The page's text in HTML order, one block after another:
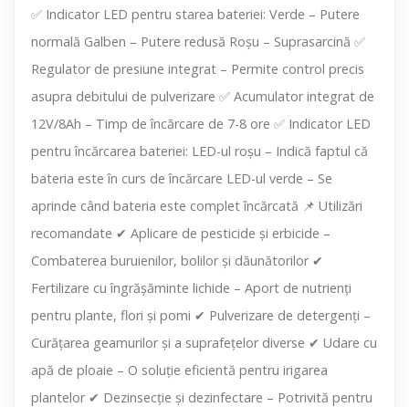
✅ Indicator LED pentru starea bateriei: Verde – Putere
normală Galben – Putere redusă Roșu – Suprasarcină ✅
Regulator de presiune integrat – Permite control precis
asupra debitului de pulverizare ✅ Acumulator integrat de
12V/8Ah – Timp de încărcare de 7-8 ore ✅ Indicator LED
pentru încărcarea bateriei: LED-ul roșu – Indică faptul că
bateria este în curs de încărcare LED-ul verde – Se
aprinde când bateria este complet încărcată 📌 Utilizări
recomandate ✔ Aplicare de pesticide și erbicide –
Combaterea buruienilor, bolilor și dăunătorilor ✔
Fertilizare cu îngrășăminte lichide – Aport de nutrienți
pentru plante, flori și pomi ✔ Pulverizare de detergenți –
Curățarea geamurilor și a suprafețelor diverse ✔ Udare cu
apă de ploaie – O soluție eficientă pentru irigarea
plantelor ✔ Dezinsecție și dezinfectare – Potrivită pentru